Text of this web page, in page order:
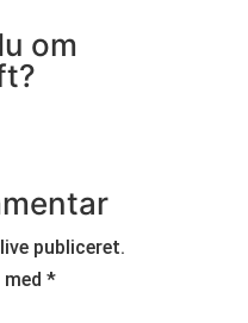
om
publiceret.
*